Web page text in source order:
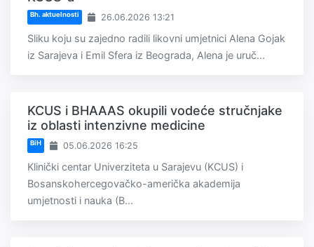
Bh. aktuelnosti 26.06.2026 13:21
Sliku koju su zajedno radili likovni umjetnici Alena Gojak
iz Sarajeva i Emil Sfera iz Beograda, Alena je uruč...
KCUS i BHAAAS okupili vodeće stručnjake
iz oblasti intenzivne medicine
BiH 05.06.2026 16:25
Klinički centar Univerziteta u Sarajevu (KCUS) i
Bosanskohercegovačko-američka akademija
umjetnosti i nauka (B...